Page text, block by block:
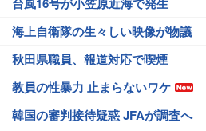
海上自衛隊の生々しい映像が物議
秋田県職員、報道対応で喫煙
教員の性暴力 止まらないワケ
韓国の審判接待疑惑 JFAが調査へ